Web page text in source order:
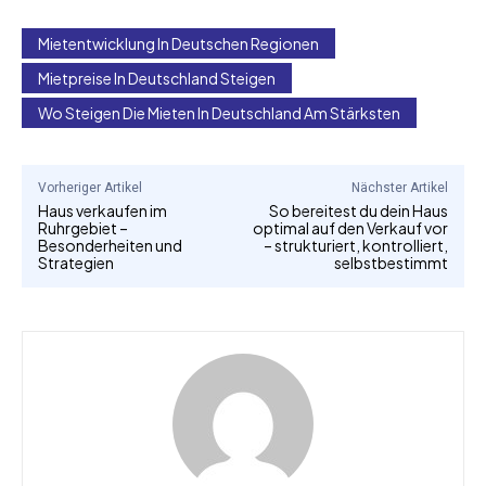
Mietentwicklung In Deutschen Regionen
Mietpreise In Deutschland Steigen
Wo Steigen Die Mieten In Deutschland Am Stärksten
Vorheriger Artikel
Haus verkaufen im
Ruhrgebiet –
Besonderheiten und
Strategien
Nächster Artikel
So bereitest du dein Haus
optimal auf den Verkauf vor
– strukturiert, kontrolliert,
selbstbestimmt